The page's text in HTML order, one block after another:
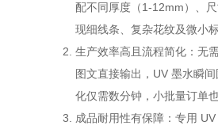
配不同厚度（1-12mm）、
现细线条、复杂花纹及微小标
生产效率高且流程简化：无
图文直接输出，UV 墨水瞬
化仅需数分钟，小批量订单
成品耐用性有保障：专用